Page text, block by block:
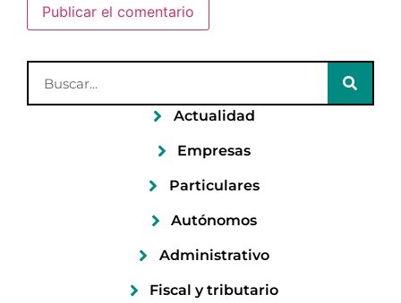
Actualidad
Empresas
Particulares
Autónomos
Administrativo
Fiscal y tributario